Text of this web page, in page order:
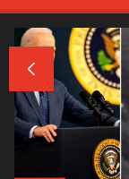
